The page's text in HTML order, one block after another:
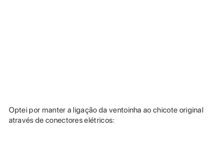
Optei por manter a ligação da ventoinha ao chicote original
através de conectores elétricos: